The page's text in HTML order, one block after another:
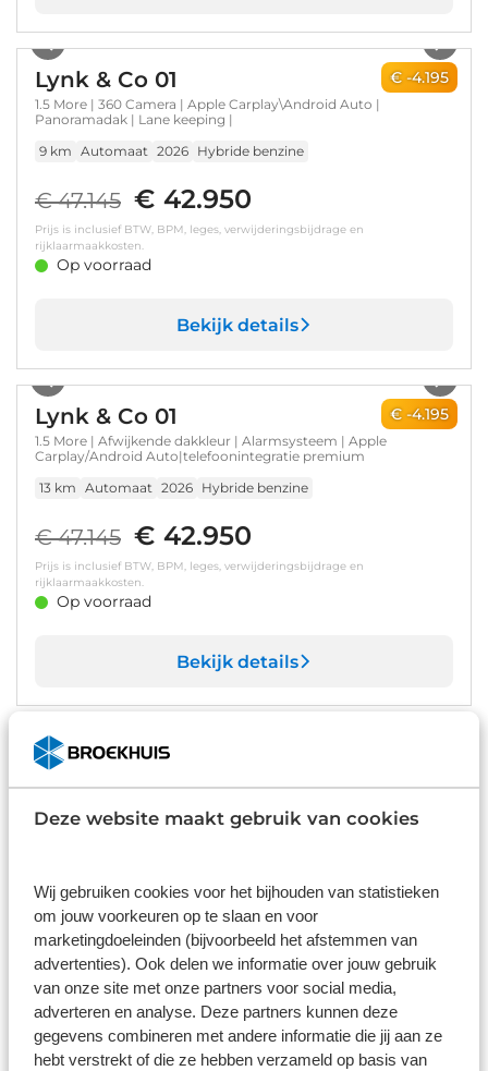
Deze website maakt gebruik van cookies
Wij gebruiken cookies voor het bijhouden van statistieken
om jouw voorkeuren op te slaan en voor
marketingdoeleinden (bijvoorbeeld het afstemmen van
advertenties). Ook delen we informatie over jouw gebruik
van onze site met onze partners voor social media,
adverteren en analyse. Deze partners kunnen deze
gegevens combineren met andere informatie die jij aan ze
hebt verstrekt of die ze hebben verzameld op basis van
€ -4.195
Lynk & Co 01
1.5 More | 360 Camera | Apple Carplay\Android Auto |
Panoramadak | Lane keeping |
9 km Automaat 2026 Hybride benzine
€ 47.145 € 42.950
Prijs is inclusief BTW, BPM, leges, verwijderingsbijdrage en
rijklaarmaakkosten.
Op voorraad
Bekijk details
€ -4.195
Lynk & Co 01
1.5 More | Afwijkende dakkleur | Alarmsysteem | Apple
Carplay/Android Auto|telefoonintegratie premium
13 km Automaat 2026 Hybride benzine
€ 47.145 € 42.950
Prijs is inclusief BTW, BPM, leges, verwijderingsbijdrage en
rijklaarmaakkosten.
Op voorraad
Bekijk details
Lynk & Co 01
Auto|telefoonintegratie premium | Cruise control adaptief
15 km
Automaat 2026 Hybride benzine
Prijs is inclusief BTW, BPM, leges, verwijderingsbijdrage en
rijklaarmaakkosten.
Op voorraad
Bekijk details
1/8